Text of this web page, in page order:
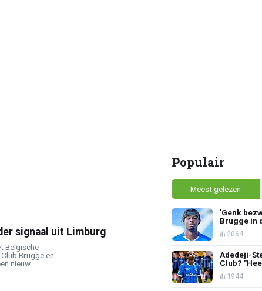
signaal uit Limburg
Belgische
Brugge en
nieuw
Populair
Meest gelezen
'Genk
Brugge in
2064
Adedeji-
Club?
1944